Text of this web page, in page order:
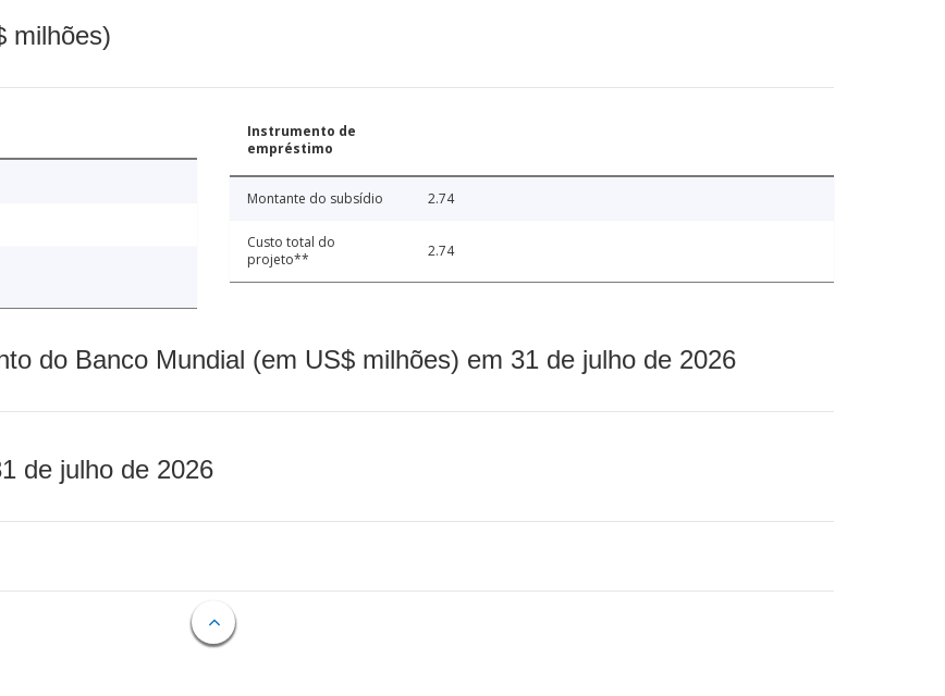
milhões)
Instrumento de
empréstimo
Montante do subsídio 2.74
Custo total do
projeto**
2.74
do Banco Mundial (em US$ milhões) em 31 de julho de 2026
de julho de 2026